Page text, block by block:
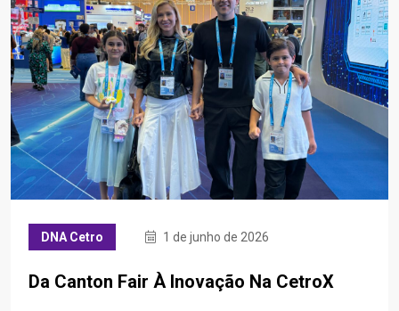
DNA Cetro 1 de junho de 2026
Da Canton Fair À Inovação Na CetroX